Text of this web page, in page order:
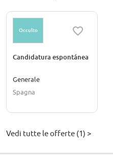
Occulto
Candidatura espontánea
Generale
Spagna
Vedi tutte le offerte (1) >